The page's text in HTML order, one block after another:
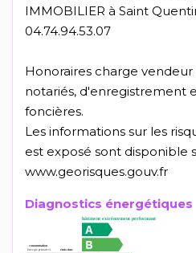
IMMOBILIER à Saint
04.74.94.53.07
Honoraires charge vendeur
notariés, d'enregistrement
foncières.
Les informations sur les
est exposé sont disponible
www.georisques.gouv.fr
Diagnostics énergétiques